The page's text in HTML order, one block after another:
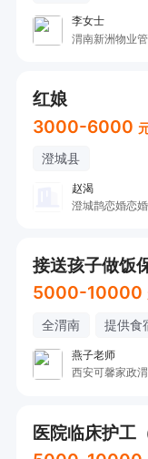
李女士
渭南新洲物业
红娘
3000-6000
澄城县
赵渴
澄城鹊恋婚恋
5000-10000
全渭南 提供食
燕子老师
西安可馨家政
医院临床护工